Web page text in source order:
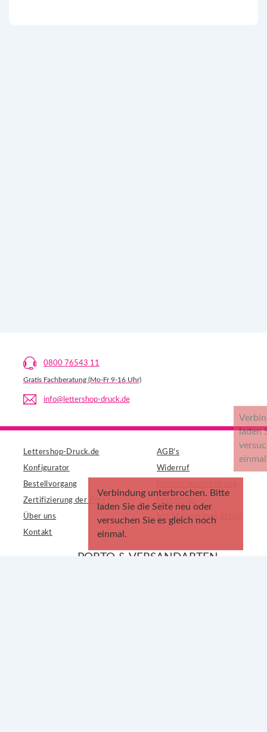
0800 76543 11
Gratis Fachberatung (Mo-Fr 9-16 Uhr)
info@lettershop-druck.de
Lettershop-Druck.de
Konfigurator
Bestellvorgang
Zertifizierung der Post
Über uns
Kontakt
AGB's
Widerruf
Mit Mailings zum Erfolg
PORTO & VERSANDARTEN
Verbindung unterbrochen. Bitte
laden Sie die Seite neu oder
versuchen Sie es gleich noch
einmal.